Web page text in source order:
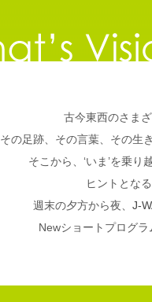
古今東西のさま
その足跡、その言葉、その生
そこから、‘いま’を乗
ヒントとな
週末の夕方から夜、 J-
Newショートプログ